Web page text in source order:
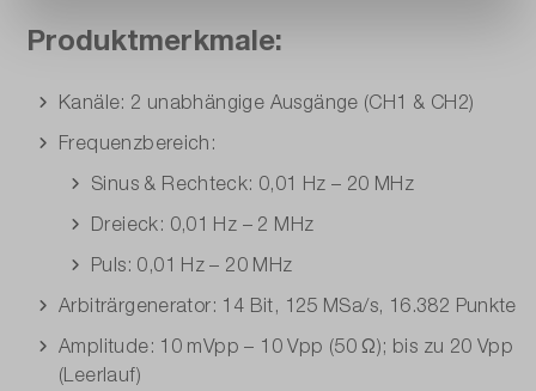
Produktmerkmale:
Kanäle: 2 unabhängige Ausgänge (CH1 & CH2)
Frequenzbereich:
Sinus & Rechteck: 0,01 Hz – 20 MHz
Dreieck: 0,01 Hz – 2 MHz
Puls: 0,01 Hz – 20 MHz
Arbiträrgenerator: 14 Bit, 125 MSa/s, 16.382 Punkte
Amplitude: 10 mVpp – 10 Vpp (50 Ω); bis zu 20 Vpp
(Leerlauf)